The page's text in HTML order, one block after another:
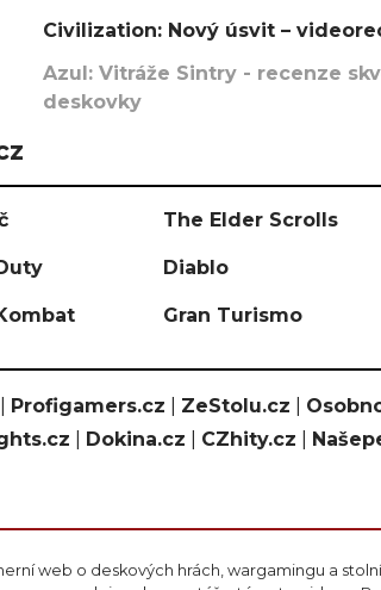
Civilization: Nový úsvit –
Azul: Vitráže Sintry - recenze
deskovky
The Elder Scrolls
Diablo
Gran Turismo
Profigamers.cz ZeStolu.cz
Dokina.cz CZhity.cz
web o deskových hrách, wargamingu a